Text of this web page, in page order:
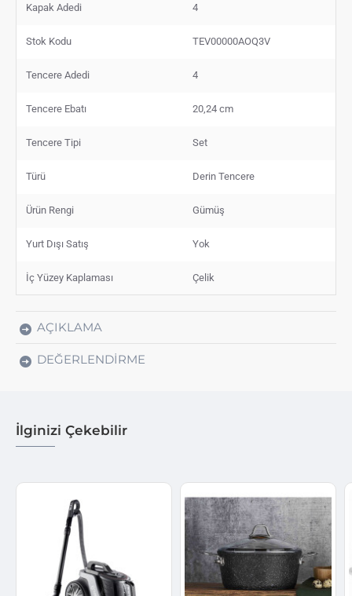
Kapak Adedi 4
Stok Kodu TEV00000AOQ3V
Tencere Adedi 4
Tencere Ebatı 20,24 cm
Tencere Tipi Set
Türü Derin Tencere
Ürün Rengi Gümüş
Yurt Dışı Satış Yok
İç Yüzey Kaplaması Çelik
AÇIKLAMA
DEĞERLENDIRME
İlginizi Çekebilir